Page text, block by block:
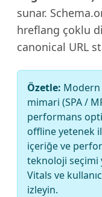
sunar.
hreflang çoklu
canonical URL
Özetle: Modern
mimari (SPA /
performans
offline yetenek
içeriğe ve
teknoloji seçimi
Vitals ve
izleyin.